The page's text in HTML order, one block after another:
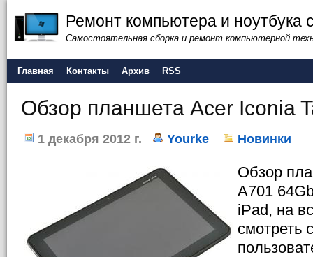
Ремонт компьютера и ноутбука
Самостоятельная сборка и ремонт компьютерной
Главная Контакты Архив RSS
Обзор планшета Acer Iconia
1 декабря 2012 г. Yourke Новинки
Обзор
A701
iPad, на
смотреть